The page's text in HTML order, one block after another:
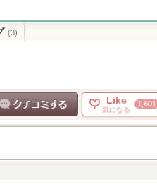
(3)
クチコミする
Like
気になる
1,601